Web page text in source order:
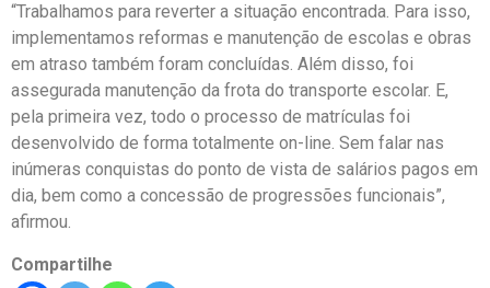
“Trabalhamos para reverter a situação encontrada. Para isso,
implementamos reformas e manutenção de escolas e obras
em atraso também foram concluídas. Além disso, foi
assegurada manutenção da frota do transporte escolar. E,
pela primeira vez, todo o processo de matrículas foi
desenvolvido de forma totalmente on-line. Sem falar nas
inúmeras conquistas do ponto de vista de salários pagos em
dia, bem como a concessão de progressões funcionais”,
afirmou.
Compartilhe